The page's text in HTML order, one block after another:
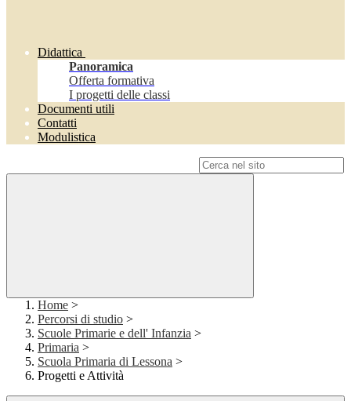
Didattica
Panoramica
Offerta formativa
I progetti delle classi
Documenti utili
Contatti
Modulistica
Home >
Percorsi di studio >
Scuole Primarie e dell' Infanzia >
Primaria >
Scuola Primaria di Lessona >
Progetti e Attività